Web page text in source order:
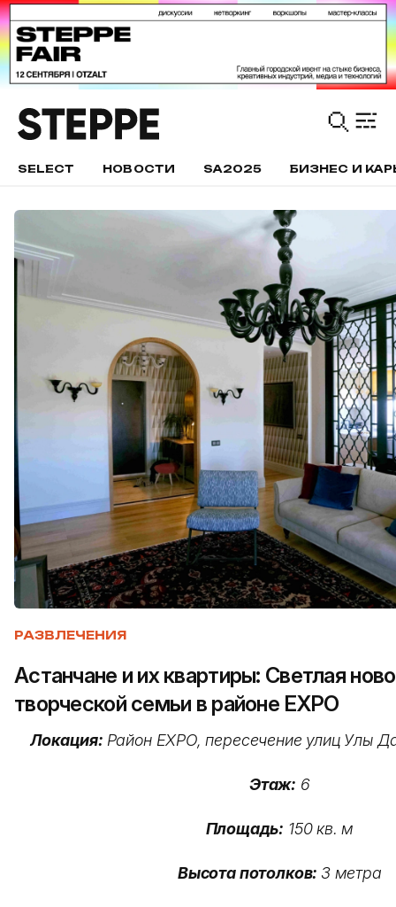
SELECT НОВОСТИ SA2025 БИЗНЕС И
РАЗВЛЕЧЕНИЯ
Астанчане и их квартиры: Светлая
творческой семьи в районе EXPO
Локация: Район EXPO, пересечение улиц Улы
Этаж: 6
Площадь: 150 кв. м
Высота потолков: 3 метра